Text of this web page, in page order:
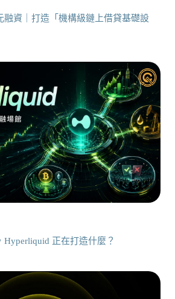
融資｜打造「機構級鏈上借貸基礎設
Hyperliquid 正在打造什麼？